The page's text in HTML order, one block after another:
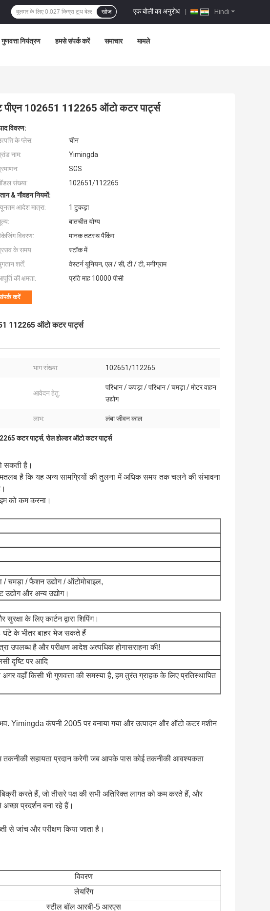
Hindi
एक बोली का अनुरोध |
खोज
गुणवत्ता नियंत्रण हमसे संपर्क करें समाचार मामले
पीएन 102651 112265 ऑटो कटर पार्ट्स
विवरण:
के प्लेस:
चीन
नाम:
Yimingda
SGS
संख्या:
102651/112265
& नौवहन नियमों:
आदेश मात्रा:
1 टुकड़ा
बातचीत योग्य
विवरण:
मानक तटस्थ पैकिंग
के समय:
स्टॉक में
शर्तें:
वेस्टर्न यूनियन, एल / सी, टी / टी, मनीग्राम
की क्षमता:
प्रति माह 10000 पीसी
करें
112265 ऑटो कटर पार्ट्स
भाग संख्या: 102651/112265
आवेदन हेतु:
परिधान / कपड़ा / परिधान / चमड़ा / मोटर वाहन
उद्योग
लाभ: लंबा जीवन काल
कटर पार्ट्स,रोल होल्डर ऑटो कटर पार्ट्स
सकती है।
है कि यह अन्य सामग्रियों की तुलना में अधिक समय तक चलने की संभावना
को कम करना।
/ चमड़ा / फैशन उद्योग / ऑटोमोबाइल,
उद्योग और अन्य उद्योग।
के लिए कार्टन द्वारा शिपिंग।
घंटे के भीतर बाहर भेज सकते हैं
उपलब्ध है और परीक्षण आदेश अत्यधिक होगासराहना की!
दृष्टि पर आदि
वहाँ किसी भी गुणवत्ता की समस्या है, हम तुरंत ग्राहक के लिए प्रतिस्थापित
Yimingda कंपनी 2005 पर बनाया गया और उत्पादन और ऑटो कटर मशीन
तकनीकी सहायता प्रदान करेगी जब आपके पास कोई तकनीकी आवश्यकता
बिक्री करते हैं, जो तीसरे पक्ष की सभी अतिरिक्त लागत को कम करते हैं, और
प्रदर्शन बना रहे हैं।
से जांच और परीक्षण किया जाता है।
विवरण
लेयरिंग
स्टील बॉल आरबी-5 आरएस